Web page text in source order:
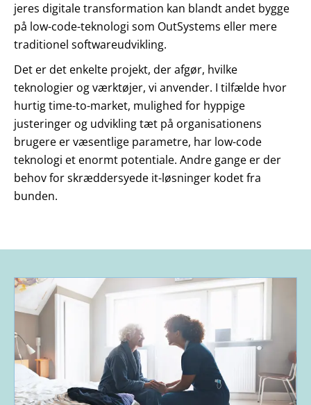
jeres digitale transformation kan blandt andet bygge
på low-code-teknologi som OutSystems eller mere
traditionel softwareudvikling.
Det er det enkelte projekt, der afgør, hvilke
teknologier og værktøjer, vi anvender. I tilfælde hvor
hurtig time-to-market, mulighed for hyppige
justeringer og udvikling tæt på organisationens
brugere er væsentlige parametre, har low-code
teknologi et enormt potentiale. Andre gange er der
behov for skræddersyede it-løsninger kodet fra
bunden.